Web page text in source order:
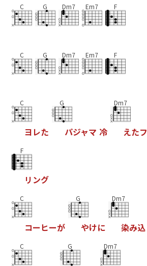
C G Dm7 Em7 F
C G Dm7 Em7 F
C
ヨ レた
G
パジャマ 冷
Dm7
えたフ
F
リ ング
C
コーヒーが
G
やけに
Dm7
染み込
C G Dm7